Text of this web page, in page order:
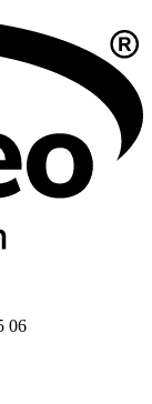
06